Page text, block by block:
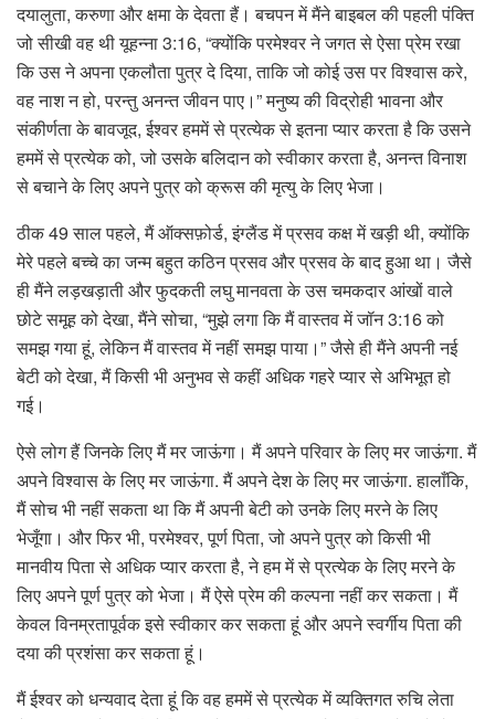
दयालुता, करुणा और क्षमा के देवता हैं। बचपन में मैंने बाइबल की पहली पंक्ति
जो सीखी वह थी यूहन्ना 3:16, “क्योंकि परमेश्‍वर ने जगत से ऐसा प्रेम रखा
कि उस ने अपना एकलौता पुत्र दे दिया, ताकि जो कोई उस पर विश्वास करे,
वह नाश न हो, परन्तु अनन्त जीवन पाए।” मनुष्य की विद्रोही भावना और
संकीर्णता के बावजूद, ईश्वर हममें से प्रत्येक से इतना प्यार करता है कि उसने
हममें से प्रत्येक को, जो उसके बलिदान को स्वीकार करता है, अनन्त विनाश
से बचाने के लिए अपने पुत्र को क्रूस की मृत्यु के लिए भेजा।
ठीक 49 साल पहले, मैं ऑक्सफ़ोर्ड, इंग्लैंड में प्रसव कक्ष में खड़ी थी, क्योंकि
मेरे पहले बच्चे का जन्म बहुत कठिन प्रसव और प्रसव के बाद हुआ था। जैसे
ही मैंने लड़खड़ाती और फुदकती लघु मानवता के उस चमकदार आंखों वाले
छोटे समूह को देखा, मैंने सोचा, “मुझे लगा कि मैं वास्तव में जॉन 3:16 को
समझ गया हूं, लेकिन मैं वास्तव में नहीं समझ पाया।” जैसे ही मैंने अपनी नई
बेटी को देखा, मैं किसी भी अनुभव से कहीं अधिक गहरे प्यार से अभिभूत हो
गई।
ऐसे लोग हैं जिनके लिए मैं मर जाऊंगा। मैं अपने परिवार के लिए मर जाऊंगा. मैं
अपने विश्वास के लिए मर जाऊंगा. मैं अपने देश के लिए मर जाऊंगा. हालाँकि,
मैं सोच भी नहीं सकता था कि मैं अपनी बेटी को उनके लिए मरने के लिए
भेजूँगा। और फिर भी, परमेश्वर, पूर्ण पिता, जो अपने पुत्र को किसी भी
मानवीय पिता से अधिक प्यार करता है, ने हम में से प्रत्येक के लिए मरने के
लिए अपने पूर्ण पुत्र को भेजा। मैं ऐसे प्रेम की कल्पना नहीं कर सकता। मैं
केवल विनम्रतापूर्वक इसे स्वीकार कर सकता हूं और अपने स्वर्गीय पिता की
दया की प्रशंसा कर सकता हूं।
मैं ईश्वर को धन्यवाद देता हूं कि वह हममें से प्रत्येक में व्यक्तिगत रुचि लेता